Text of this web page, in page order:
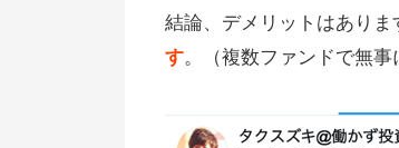
結論、デメリットはありま
す。（複数ファンドで無事